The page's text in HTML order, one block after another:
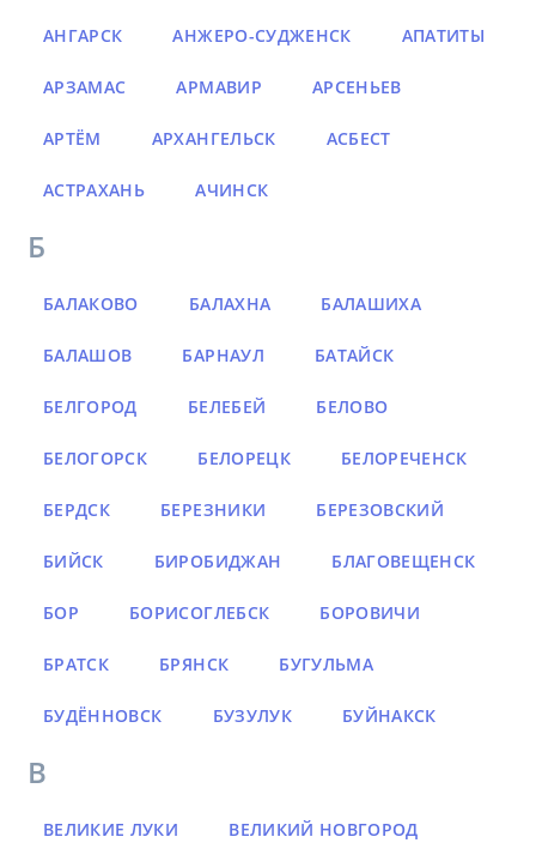
АНГАРСК АНЖЕРО-СУДЖЕНСК АПАТИТЫ
АРЗАМАС АРМАВИР АРСЕНЬЕВ
АРТЁМ АРХАНГЕЛЬСК АСБЕСТ
АСТРАХАНЬ АЧИНСК
Б
БАЛАКОВО БАЛАХНА БАЛАШИХА
БАЛАШОВ БАРНАУЛ БАТАЙСК
БЕЛГОРОД БЕЛЕБЕЙ БЕЛОВО
БЕЛОГОРСК БЕЛОРЕЦК БЕЛОРЕЧЕНСК
БЕРДСК БЕРЕЗНИКИ БЕРЕЗОВСКИЙ
БИЙСК БИРОБИДЖАН БЛАГОВЕЩЕНСК
БОР БОРИСОГЛЕБСК БОРОВИЧИ
БРАТСК БРЯНСК БУГУЛЬМА
БУДЁННОВСК БУЗУЛУК БУЙНАКСК
В
ВЕЛИКИЕ ЛУКИ ВЕЛИКИЙ НОВГОРОД